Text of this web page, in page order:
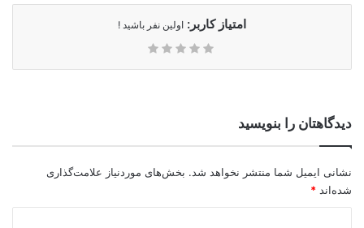
امتیاز کاربر: اولین نفر باشید !
دیدگاهتان را بنویسید
نشانی ایمیل شما منتشر نخواهد شد. بخش‌های موردنیاز علامت‌گذاری
شده‌اند *